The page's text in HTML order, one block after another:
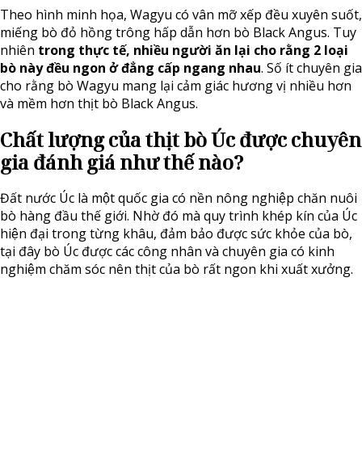
Theo hình minh họa, Wagyu có vân mỡ xếp đều xuyên suốt,
miếng bò đỏ hồng trông hấp dẫn hơn bò Black Angus. Tuy
nhiên trong thực tế, nhiều người ăn lại cho rằng 2 loại
bò này đều ngon ở đẳng cấp ngang nhau. Số ít chuyên gia
cho rằng bò Wagyu mang lại cảm giác hương vị nhiều hơn
và mềm hơn thịt bò Black Angus.
Chất lượng của thịt bò Úc được chuyên
gia đánh giá như thế nào?
Đất nước Úc là một quốc gia có nền nông nghiệp chăn nuôi
bò hàng đầu thế giới. Nhờ đó mà quy trình khép kín của Úc
hiện đại trong từng khâu, đảm bảo được sức khỏe của bò,
tại đây bò Úc được các công nhân và chuyên gia có kinh
nghiệm chăm sóc nên thịt của bò rất ngon khi xuất xưởng.